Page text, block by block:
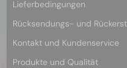
Lieferbedingungen
Rücksendungs- und
Kontakt und Kundenservice
Produkte und Qualität